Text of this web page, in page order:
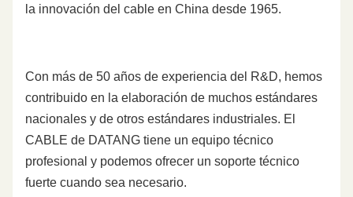
la innovación del cable en China desde 1965.
Con más de 50 años de experiencia del R&D, hemos
contribuido en la elaboración de muchos estándares
nacionales y de otros estándares industriales. El
CABLE de DATANG tiene un equipo técnico
profesional y podemos ofrecer un soporte técnico
fuerte cuando sea necesario.